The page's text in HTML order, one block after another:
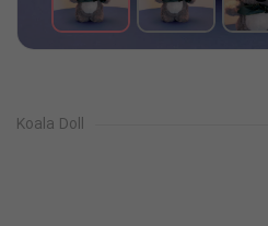
Koala Doll